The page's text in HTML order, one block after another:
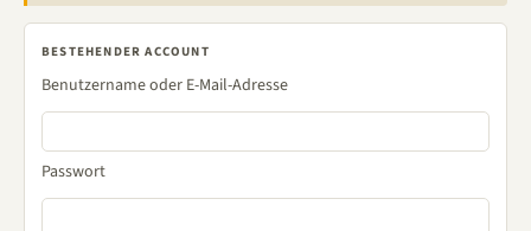
BESTEHENDER ACCOUNT
Benutzername oder E-Mail-Adresse
Passwort